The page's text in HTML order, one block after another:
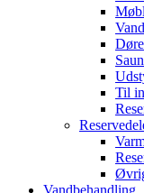
Døre
Til
Vandbehandling